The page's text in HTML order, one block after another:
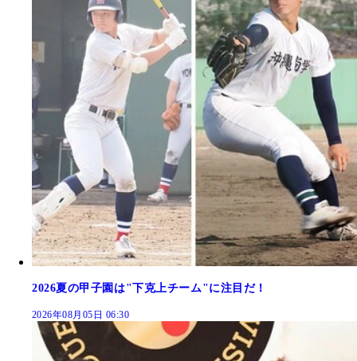
2026夏の甲子園は"下克上チーム"に注目だ！
2026年08月05日 06:30